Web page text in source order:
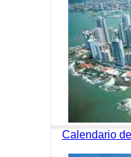
Calendario